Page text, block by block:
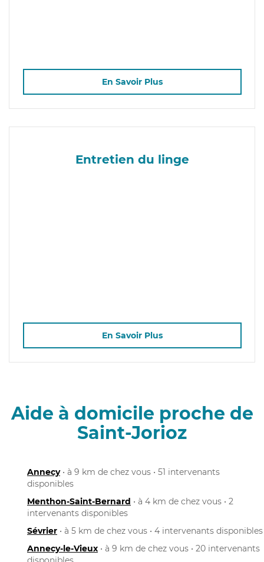
En Savoir Plus
Entretien du linge
En Savoir Plus
Aide à domicile proche de
Saint-Jorioz
Annecy• à 9 km de chez vous • 51 intervenants
disponibles
Menthon-Saint-Bernard • à 4 km de chez vous • 2
intervenants disponibles
Sévrier • à 5 km de chez vous • 4 intervenants disponibles
Annecy-le-Vieux • à 9 km de chez vous • 20 intervenants